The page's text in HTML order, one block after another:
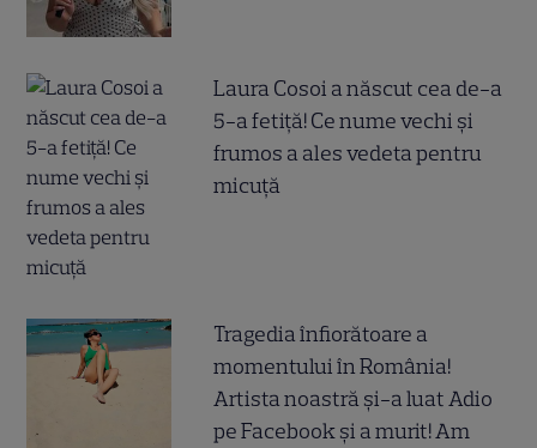
Laura Cosoi a născut cea de-a
5-a fetiță! Ce nume vechi și
frumos a ales vedeta pentru
micuță
Tragedia înfiorătoare a
momentului în România!
Artista noastră și-a luat Adio
pe Facebook și a murit! Am